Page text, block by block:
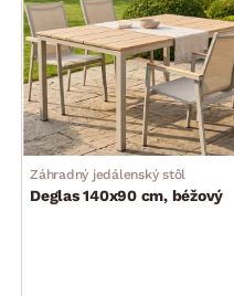
Záhradný jedálenský stôl
Deglas 140x90 cm, béžový